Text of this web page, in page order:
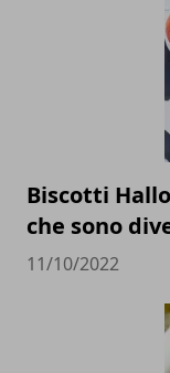
Biscotti
che sono
11/10/2022